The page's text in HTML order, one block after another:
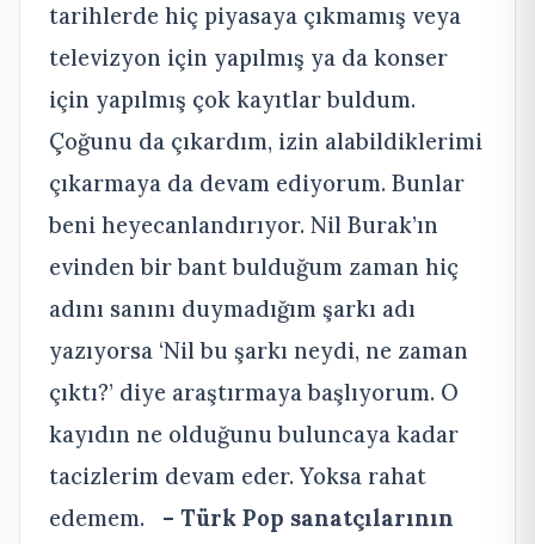
tarihlerde hiç piyasaya çıkmamış veya
televizyon için yapılmış ya da konser
için yapılmış çok kayıtlar buldum.
Çoğunu da çıkardım, izin alabildiklerimi
çıkarmaya da devam ediyorum. Bunlar
beni heyecanlandırıyor. Nil Burak’ın
evinden bir bant bulduğum zaman hiç
adını sanını duymadığım şarkı adı
yazıyorsa ‘Nil bu şarkı neydi, ne zaman
çıktı?’ diye araştırmaya başlıyorum. O
kayıdın ne olduğunu buluncaya kadar
tacizlerim devam eder. Yoksa rahat
edemem. – Türk Pop sanatçılarının